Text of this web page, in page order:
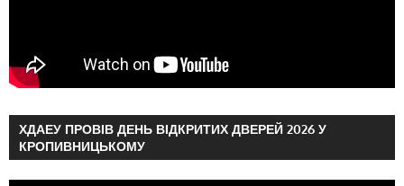
ХДАЕУ ПРОВІВ ДЕНЬ ВІДКРИТИХ ДВЕРЕЙ 2026 У
КРОПИВНИЦЬКОМУ